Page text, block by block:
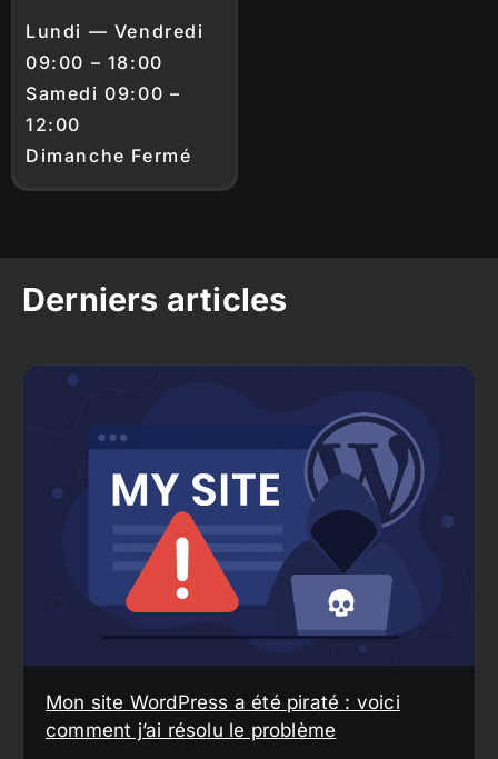
Lundi — Vendredi
09:00 – 18:00
Samedi 09:00 –
12:00
Dimanche Fermé
Derniers articles
Mon site WordPress a été piraté : voici
comment j’ai résolu le problème